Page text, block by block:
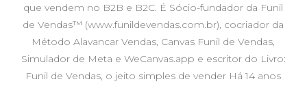
que vendem no B2B e B2C. É Sócio-fundador da Funil
de Vendas™ (www.funildevendas.com.br), cocriador da
Método Alavancar Vendas, Canvas Funil de Vendas,
Simulador de Meta e WeCanvas.app e escritor do Livro:
Funil de Vendas, o jeito simples de vender Há 14 anos